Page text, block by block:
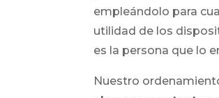
empleándolo para
utilidad de los
es la persona que lo
Nuestro